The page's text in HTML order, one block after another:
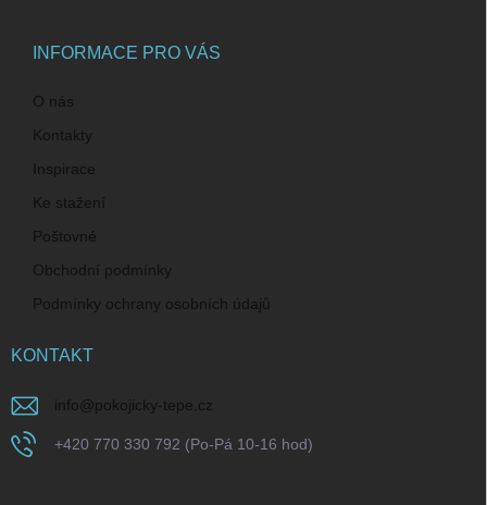
INFORMACE PRO VÁS
O nás
Kontakty
Inspirace
Ke stažení
Poštovné
Obchodní podmínky
Podmínky ochrany osobních údajů
KONTAKT
info@pokojicky-tepe.cz
+420 770 330 792 (Po-Pá 10-16 hod)